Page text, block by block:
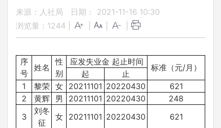
来源：人社局
日期： 2021-11-16 10:30
浏览量： 1244
序
号
姓名
性
别
应发失业金 起止时间
标准（元/月）
起
止
1
黎荣 女 20211101 20220430
621
2
黄辉 男 20211101 20220430
248
3
刘冬
征
女 20211101 20220430 621